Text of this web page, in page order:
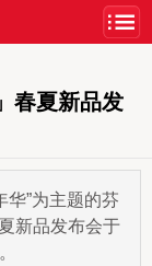
春夏新品发
华”为主题的芬
新品发布会于